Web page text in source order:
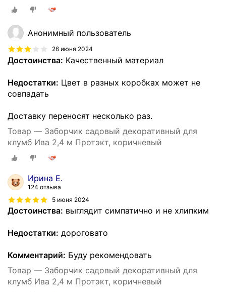
Анонимный пользователь
26 июня 2024
Достоинства: Качественный материал
Недостатки: Цвет в разных коробках может не
совпадать
Доставку переносят несколько раз.
Товар — Заборчик садовый декоративный для
клумб Ива 2,4 м Протэкт, коричневый
Ирина Е.
124 отзыва
5 июня 2024
Достоинства: выглядит симпатично и не хлипким
Недостатки: дороговато
Комментарий: Буду рекомендовать
Товар — Заборчик садовый декоративный для
клумб Ива 2,4 м Протэкт, коричневый